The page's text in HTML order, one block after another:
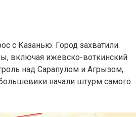
с Казанью. Город захватили.
включая ижевско-воткинский
над Сарапулом и Агрызом,
начали штурм самого